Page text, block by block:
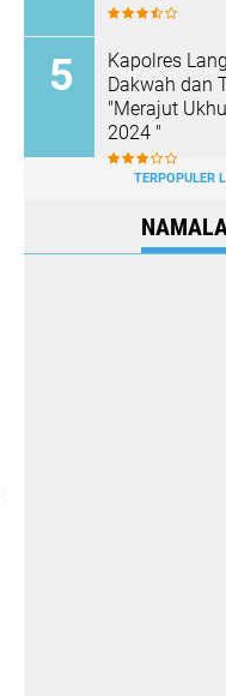
Kapolres
Dakwah dan
"Merajut
2024 "
TERPOPULER